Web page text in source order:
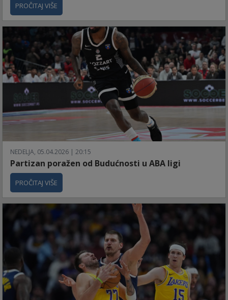
PROČITAJ VIŠE
NEDELJA, 05.04.2026 | 20:15
Partizan poražen od Budućnosti u ABA ligi
PROČITAJ VIŠE